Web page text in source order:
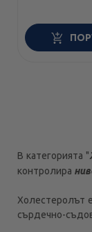
В категорията "
контролира
Холестеролът
сърдечно-